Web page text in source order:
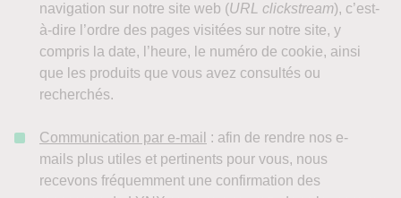
navigation sur notre site web (URL clickstream), c’est-
à-dire l’ordre des pages visitées sur notre site, y
compris la date, l’heure, le numéro de cookie, ainsi
que les produits que vous avez consultés ou
recherchés.
Communication par e-mail : afin de rendre nos e-
mails plus utiles et pertinents pour vous, nous
recevons fréquemment une confirmation des